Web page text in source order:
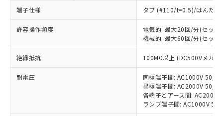
端子仕様 タブ (#110/t=0.5)/はんだづ
許容操作頻度
電気的: 最大20回/分(セット
機械的: 最大60回/分(セット
絶縁抵抗 100MΩ以上 (DC500Vメガ)
耐電圧
同極端子間: AC1000V 50/
異極端子間: AC2000V 50/
各端子とアース間:
ランプ端子間: AC1000V
以下の条件をお読みいただき、同意のうえ
※1 対応状況
対応済み：EU RoHS指令（10物質）の
非含有に対応した製品が提供可能な商品で
対応予定：EU RoHS指令（10物質）の非含
有に対応した製品に切り替える予定のある
対応予定なし：EU RoHS指令（10物質）の
非含有に非対応の商品で、対応品を出す予